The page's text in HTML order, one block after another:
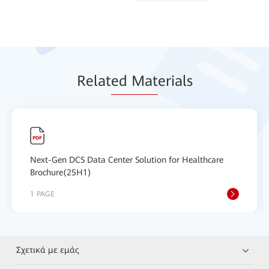
Related Materials
Next-Gen DCS Data Center Solution for Healthcare
Brochure(25H1)
1 PAGE
Σχετικά με εμάς